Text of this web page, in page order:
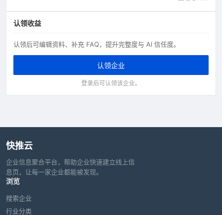
认领收益
认领后可编辑资料、补充 FAQ，提升完整度与 AI 信任度。
认领企业
登录后可认领该企业。
快推云
企业信息聚合平台，帮助企业快速建立线上信
息页，让每一家企业都能被发现。
浏览
搜索企业
行业分类